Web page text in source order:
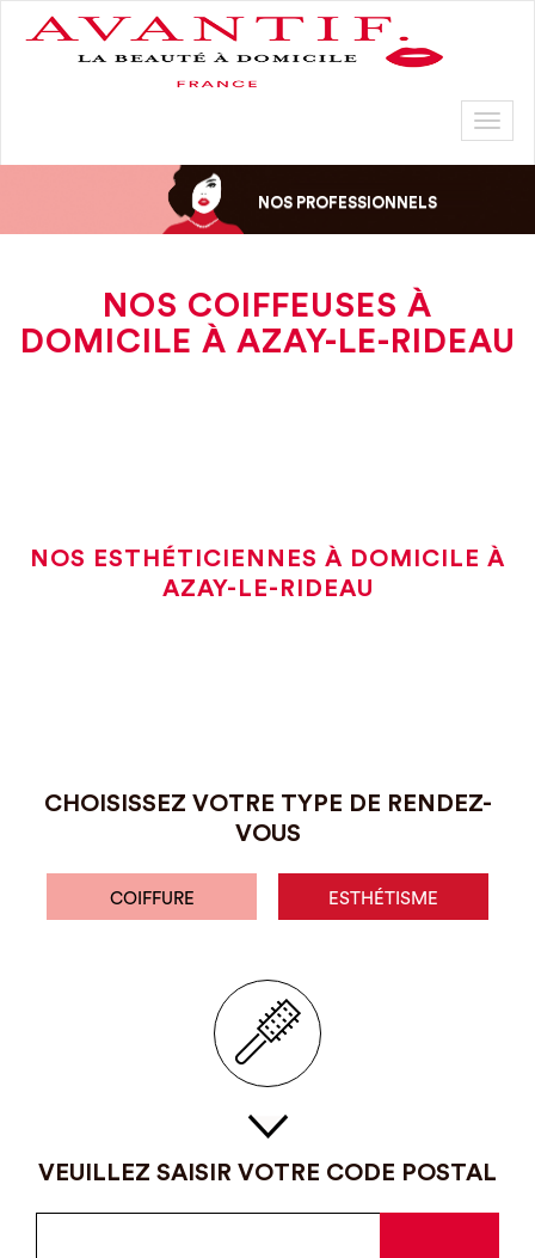
NOS PROFESSIONNELS
NOS COIFFEUSES À
DOMICILE À AZAY-LE-RIDEAU
NOS ESTHÉTICIENNES À DOMICILE À
AZAY-LE-RIDEAU
CHOISISSEZ VOTRE TYPE DE RENDEZ-
VOUS
COIFFURE ESTHÉTISME
VEUILLEZ SAISIR VOTRE CODE POSTAL